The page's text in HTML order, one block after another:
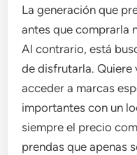
La generación que
antes que comprarla
Al contrario, está
de disfrutarla. Quiere
acceder a marcas
importantes con un
siempre el precio
prendas que apenas